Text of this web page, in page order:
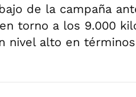
de la campaña
torno a los 9.000
nivel alto en